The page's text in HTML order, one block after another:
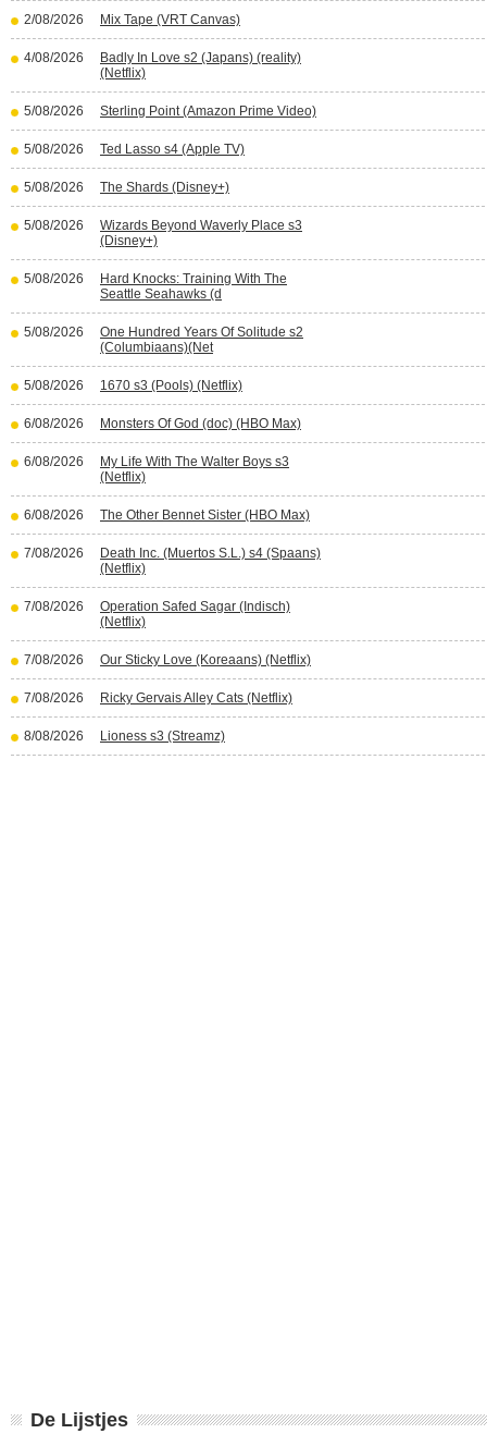
2/08/2026 Mix Tape (VRT Canvas)
4/08/2026
Badly In Love s2 (Japans) (reality)
(Netflix)
5/08/2026 Sterling Point (Amazon Prime Video)
5/08/2026 Ted Lasso s4 (Apple TV)
5/08/2026 The Shards (Disney+)
5/08/2026
Wizards Beyond Waverly Place s3
(Disney+)
5/08/2026
Hard Knocks: Training With The
Seattle Seahawks (d
5/08/2026
One Hundred Years Of Solitude s2
(Columbiaans)(Net
5/08/2026 1670 s3 (Pools) (Netflix)
6/08/2026 Monsters Of God (doc) (HBO Max)
6/08/2026
My Life With The Walter Boys s3
(Netflix)
6/08/2026 The Other Bennet Sister (HBO Max)
7/08/2026
Death Inc. (Muertos S.L.) s4 (Spaans)
(Netflix)
7/08/2026
Operation Safed Sagar (Indisch)
(Netflix)
7/08/2026 Our Sticky Love (Koreaans) (Netflix)
7/08/2026 Ricky Gervais Alley Cats (Netflix)
8/08/2026 Lioness s3 (Streamz)
De Lijstjes